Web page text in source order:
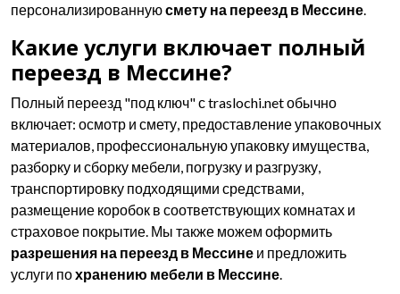
персонализированнуюсмету на переезд в Мессине.
Какие услуги включает полный
переезд в Мессине?
Полный переезд "под ключ" с traslochi.net обычно
включает: осмотр и смету, предоставление упаковочных
материалов, профессиональную упаковку имущества,
разборку и сборку мебели, погрузку и разгрузку,
транспортировку подходящими средствами,
размещение коробок в соответствующих комнатах и
страховое покрытие. Мы также можем оформить
разрешения на переезд в Мессине и предложить
услуги похранению мебели в Мессине.